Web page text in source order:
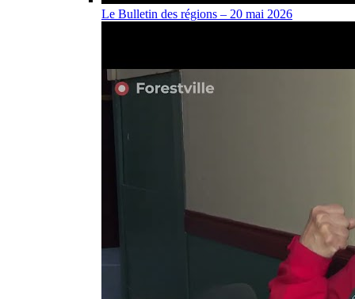
Le Bulletin des régions – 20 mai 2026